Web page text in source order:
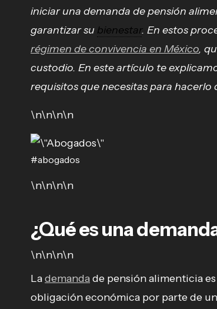
iniciar una demanda de pensión
garantizar su bienestar. En estos
régimen de convivencia en México,
custodio. En este artículo te
requisitos que necesitas para hacerlo
\n\n\n\n
#abogados
\n\n\n\n
¿Qué es una
\n\n\n\n
Lademandade pensión alimenticia
obligación económica por parte de